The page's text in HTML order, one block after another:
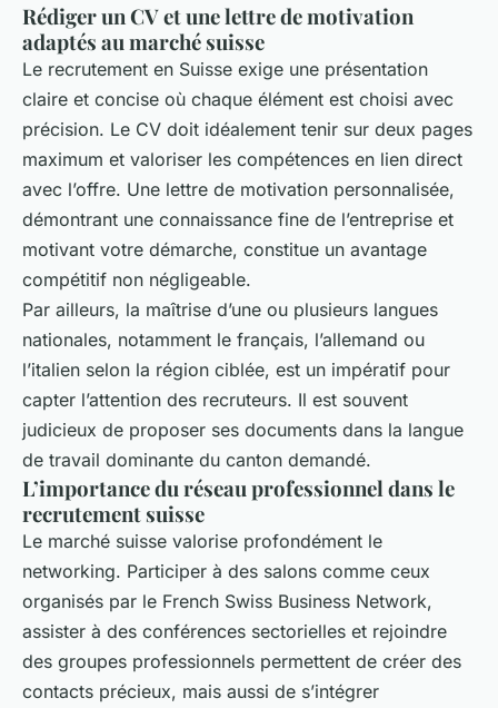
Rédiger un CV et une lettre de motivation
adaptés au marché suisse
Le recrutement en Suisse exige une présentation
claire et concise où chaque élément est choisi avec
précision. Le CV doit idéalement tenir sur deux pages
maximum et valoriser les compétences en lien direct
avec l’offre. Une lettre de motivation personnalisée,
démontrant une connaissance fine de l’entreprise et
motivant votre démarche, constitue un avantage
compétitif non négligeable.
Par ailleurs, la maîtrise d’une ou plusieurs langues
nationales, notamment le français, l’allemand ou
l’italien selon la région ciblée, est un impératif pour
capter l’attention des recruteurs. Il est souvent
judicieux de proposer ses documents dans la langue
de travail dominante du canton demandé.
L’importance du réseau professionnel dans le
recrutement suisse
Le marché suisse valorise profondément le
networking. Participer à des salons comme ceux
organisés par le French Swiss Business Network,
assister à des conférences sectorielles et rejoindre
des groupes professionnels permettent de créer des
contacts précieux, mais aussi de s’intégrer